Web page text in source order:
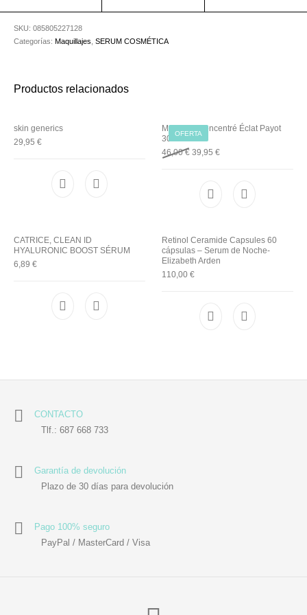
Peluquería
SKU:085805227128
Categorías:Maquillajes ,SERUM COSMÉTICA
Productos relacionados
skin generics
29,95€
OFERTA
My Payot Concentré Éclat Payot
30Ml
46,00€ Original price was: 46,00 €.
39,95 €Current price is: 39,95
CATRICE, CLEAN ID
HYALURONIC BOOST SÉRUM
6,89€
Retinol Ceramide Capsules 60
cápsulas – Serum de Noche-
Elizabeth Arden
110,00 €
CONTACTO
Tlf.: 687 668 733
Garantía de devolución
Plazo de 30 días para devolución
Pago 100% seguro
PayPal / MasterCard / Visa